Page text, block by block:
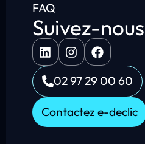
FAQ
Suivez-
02 97 29 00 60
Contactez e-declic